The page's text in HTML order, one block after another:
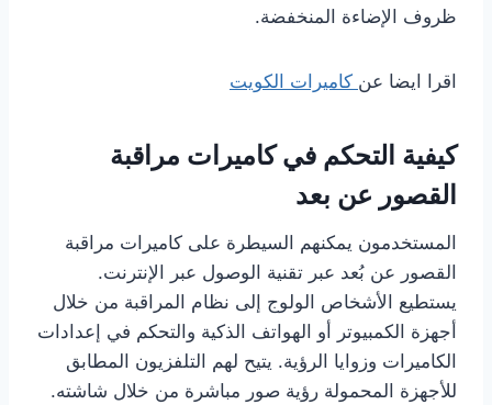
ظروف الإضاءة المنخفضة.
اقرا ايضا عن كاميرات الكويت
كيفية التحكم في كاميرات مراقبة
القصور عن بعد
المستخدمون يمكنهم السيطرة على كاميرات مراقبة
القصور عن بُعد عبر تقنية الوصول عبر الإنترنت.
يستطيع الأشخاص الولوج إلى نظام المراقبة من خلال
أجهزة الكمبيوتر أو الهواتف الذكية والتحكم في إعدادات
الكاميرات وزوايا الرؤية. يتيح لهم التلفزيون المطابق
للأجهزة المحمولة رؤية صور مباشرة من خلال شاشته.